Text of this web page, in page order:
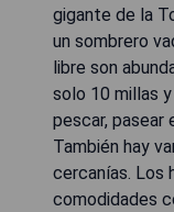
gigante de la
un sombrero
libre son
solo 10 millas
pescar, pasear
También hay
cercanías. Los
comodidades